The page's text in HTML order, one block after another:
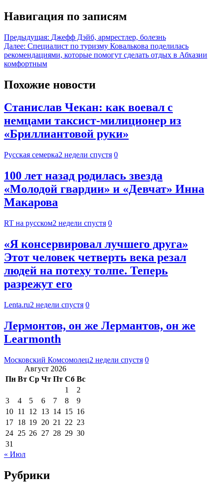
Навигация по записям
Предыдущая: Джефф Дэйб, армрестлер, болезнь
Далее: Специалист по туризму Ковалькова поделилась
рекомендациями, которые помогут сделать отдых в Абхазии
комфортным
Похожие новости
Станислав Чекан: как воевал с
немцами таксист-милиционер из
«Бриллиантовой руки»
Русская семерка2 недели спустя 0
100 лет назад родилась звезда
«Молодой гвардии» и «Девчат» Инна
Макарова
RT на русском2 недели спустя 0
«Я консервировал лучшего друга»
Этот человек четверть века резал
людей на потеху толпе. Теперь
разрежут его
Lenta.ru2 недели спустя 0
Лермонтов, он же Лермантов, он же
Learmonth
Московский Комсомолец2 недели спустя 0
Август 2026
Пн Вт Ср Чт Пт Сб Вс
1
2
3
4 5 6 7 8
9
10 11 12 13 14 15 16
17 18 19 20 21 22 23
24 25 26 27 28 29 30
31
« Июл
Рубрики